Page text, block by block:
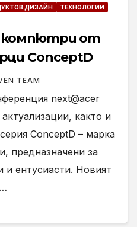
ДИЗАЙН
ТЕХНОЛОГИИ
компютри от
ConceptD
TEAM
next@acer
както и
ConceptD – марка
предназначени за
и ентусиасти. Новият